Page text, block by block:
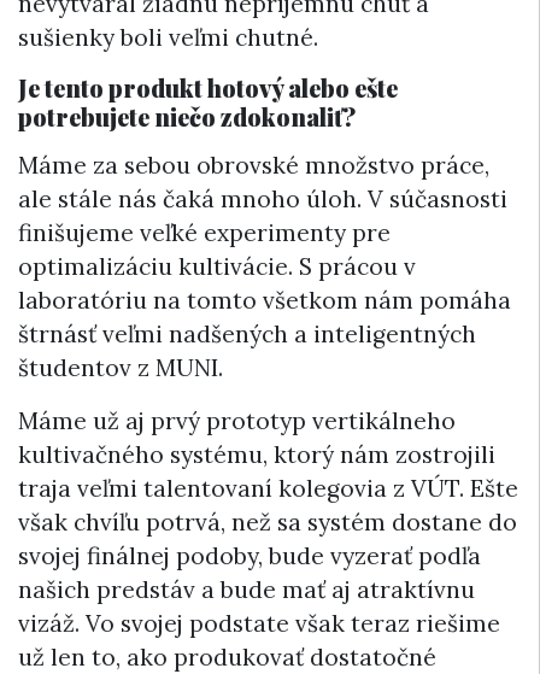
sušienky boli veľmi chutné.
Je tento produkt hotový alebo ešte
potrebujete niečo zdokonaliť?
Máme za sebou obrovské množstvo práce,
ale stále nás čaká mnoho úloh. V súčasnosti
finišujeme veľké experimenty pre
optimalizáciu kultivácie. S prácou v
laboratóriu na tomto všetkom nám pomáha
štrnásť veľmi nadšených a inteligentných
študentov z MUNI.
Máme už aj prvý prototyp vertikálneho
kultivačného systému, ktorý nám zostrojili
traja veľmi talentovaní kolegovia z VÚT. Ešte
však chvíľu potrvá, než sa systém dostane do
svojej finálnej podoby, bude vyzerať podľa
našich predstáv a bude mať aj atraktívnu
vizáž. Vo svojej podstate však teraz riešime
už len to, ako produkovať dostatočné